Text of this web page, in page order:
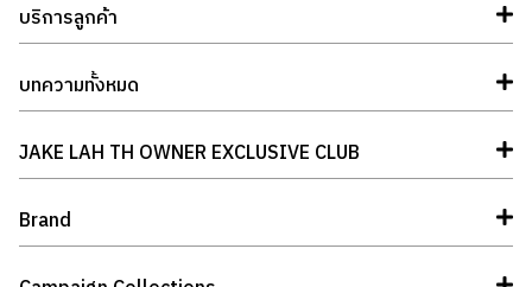
บริการลูกค้า
บทความทั้งหมด
JAKE LAH TH OWNER EXCLUSIVE CLUB
Brand